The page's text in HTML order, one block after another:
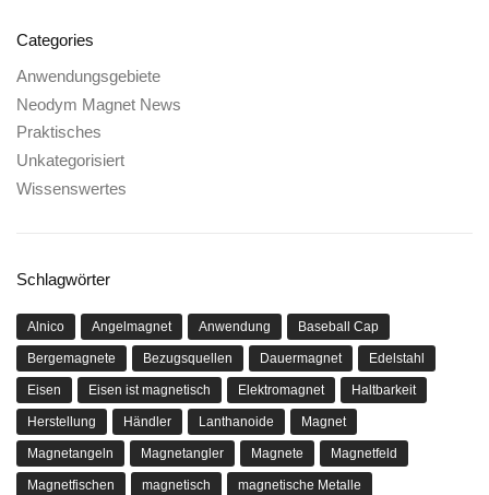
Categories
Anwendungsgebiete
Neodym Magnet News
Praktisches
Unkategorisiert
Wissenswertes
Schlagwörter
Alnico Angelmagnet Anwendung Baseball Cap
Bergemagnete Bezugsquellen Dauermagnet Edelstahl
Eisen Eisen ist magnetisch Elektromagnet Haltbarkeit
Herstellung Händler Lanthanoide Magnet
Magnetangeln Magnetangler Magnete Magnetfeld
Magnetfischen magnetisch magnetische Metalle